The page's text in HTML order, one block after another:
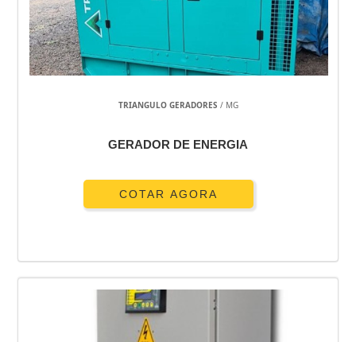
TRIANGULO GERADORES / MG
GERADOR DE ENERGIA
COTAR AGORA